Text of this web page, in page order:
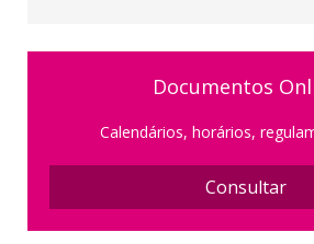
Documentos
Calendários, horários,
Consultar